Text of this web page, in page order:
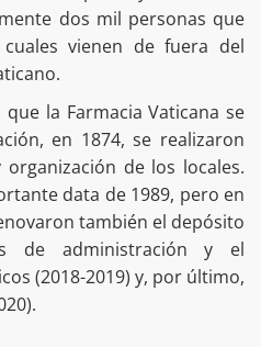
dos mil personas que
vienen de fuera del
la Farmacia Vaticana se
en 1874, se realizaron
de los locales.
data de 1989, pero en
también el depósito
de administración y el
(2018-2019) y, por último,